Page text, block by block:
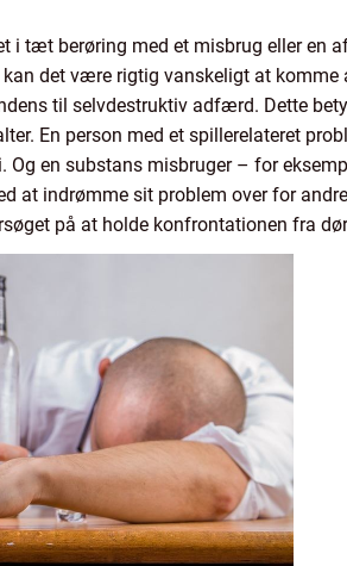
i tæt berøring med et misbrug eller en
det være rigtig vanskeligt at
til selvdestruktiv adfærd. Dette
En person med et spillerelateret
en substans misbruger – for
at indrømme sit problem over for
på at holde konfrontationen fra